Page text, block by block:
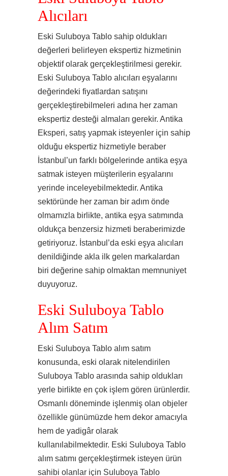
Alıcıları
Eski Suluboya Tablo sahip oldukları
değerleri belirleyen ekspertiz hizmetinin
objektif olarak gerçekleştirilmesi gerekir.
Eski Suluboya Tablo alıcıları eşyalarını
değerindeki fiyatlardan satışını
gerçekleştirebilmeleri adına her zaman
ekspertiz desteği almaları gerekir. Antika
Eksperi, satış yapmak isteyenler için sahip
olduğu ekspertiz hizmetiyle beraber
İstanbul’un farklı bölgelerinde antika eşya
satmak isteyen müşterilerin eşyalarını
yerinde inceleyebilmektedir. Antika
sektöründe her zaman bir adım önde
olmamızla birlikte, antika eşya satımında
oldukça benzersiz hizmeti beraberimizde
getiriyoruz. İstanbul’da eski eşya alıcıları
denildiğinde akla ilk gelen markalardan
biri değerine sahip olmaktan memnuniyet
duyuyoruz.
Eski Suluboya Tablo
Alım Satım
Eski Suluboya Tablo alım satım
konusunda, eski olarak nitelendirilen
Suluboya Tablo arasında sahip oldukları
yerle birlikte en çok işlem gören ürünlerdir.
Osmanlı döneminde işlenmiş olan objeler
özellikle günümüzde hem dekor amacıyla
hem de yadigâr olarak
kullanılabilmektedir. Eski Suluboya Tablo
alım satımı gerçekleştirmek isteyen ürün
sahibi olanlar için Suluboya Tablo